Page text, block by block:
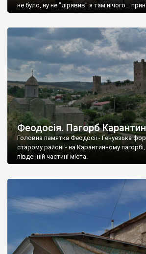
не було, ну не "дірявив" я там нічого...
Феодосія. Пагорб
Головна памятка Феодосії - Генуезька
старому районі - на Карантинному
південній частині міста.